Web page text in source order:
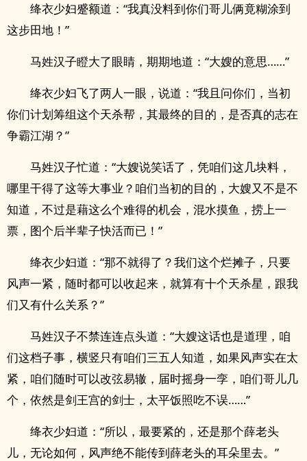
绛衣少妇蹙额道：“我真没料到你们哥儿俩竟糊涂到
这步田地！”
马姓汉子瞪大了眼睛，期期地道：“大嫂的意思……”
绛衣少妇飞了两人一眼，说道：“我且问你们，当初
你们计划筹组这个天杀帮，其最终的目的，是否真的志在
争霸江湖？”
马姓汉子忙道：“大嫂说笑话了，凭咱们这几块料，
哪里干得了这等大事业？咱们当初的目的，大嫂又不是不
知道，不过是藉这么个难得的机会，混水摸鱼，捞上一
票，图个后半辈子快活而已！”
绛衣少妇道：“那不就得了？我们这个烂摊子，只要
风声一紧，随时都可以收起来，就算有十个天杀星，跟我
们又有什么关系？”
马姓汉子不禁连连点头道：“大嫂这话也是道理，咱
们这档子事，横竖只有咱们三五人知道，如果风声实在太
紧，咱们随时可以改弦易辙，届时摇身一孪，咱们哥儿几
个，依然是剑王宫的剑士，太平饭照吃不误……”
绛衣少妇道：“所以，最要紧的，还是那个薛老头
儿，无论如何，风声绝不能传到薛老头的耳朵里去。”